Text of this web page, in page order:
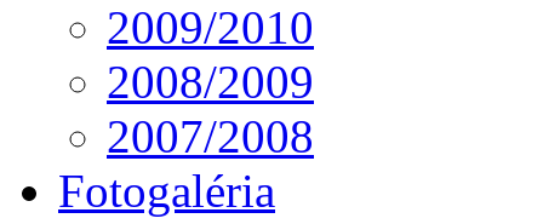
2009/2010
2008/2009
2007/2008
Fotogaléria